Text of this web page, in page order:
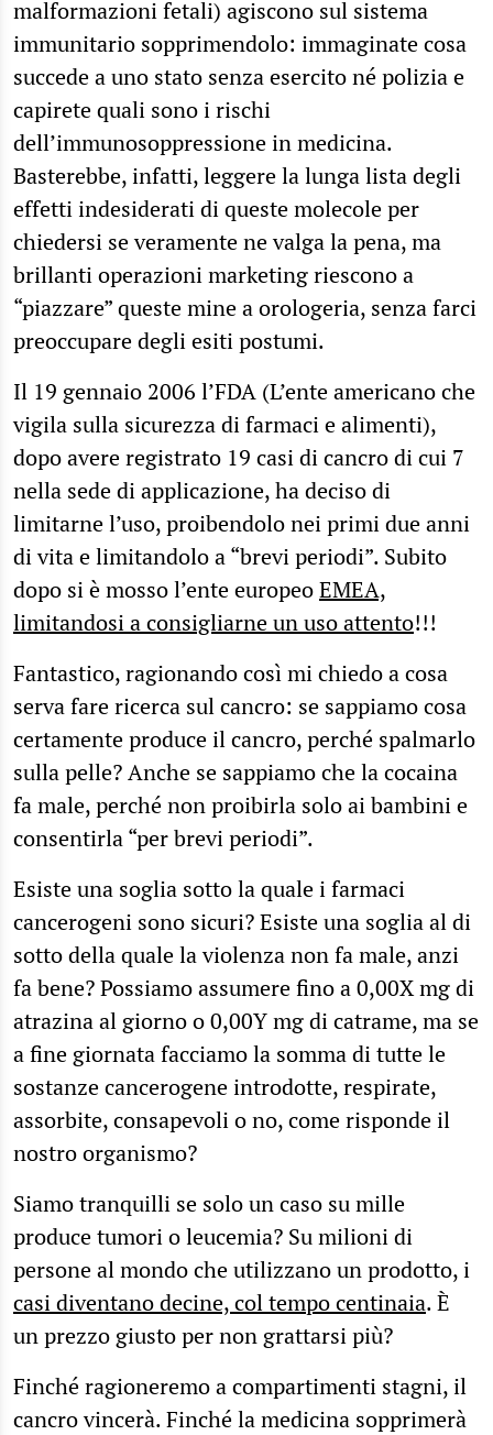
malformazioni fetali) agiscono sul sistema
immunitario sopprimendolo: immaginate cosa
succede a uno stato senza esercito né polizia e
capirete quali sono i rischi
dell’immunosoppressione in medicina.
Basterebbe, infatti, leggere la lunga lista degli
effetti indesiderati di queste molecole per
chiedersi se veramente ne valga la pena, ma
brillanti operazioni marketing riescono a
“piazzare” queste mine a orologeria, senza farci
preoccupare degli esiti postumi.
Il 19 gennaio 2006 l’FDA (L’ente americano che
vigila sulla sicurezza di farmaci e alimenti),
dopo avere registrato 19 casi di cancro di cui 7
nella sede di applicazione, ha deciso di
limitarne l’uso, proibendolo nei primi due anni
di vita e limitandolo a “brevi periodi”. Subito
dopo si è mosso l’ente europeoEMEA,
limitandosi a consigliarne un uso attento!!!
Fantastico, ragionando così mi chiedo a cosa
serva fare ricerca sul cancro: se sappiamo cosa
certamente produce il cancro, perché spalmarlo
sulla pelle? Anche se sappiamo che la cocaina
fa male, perché non proibirla solo ai bambini e
consentirla “per brevi periodi”.
Esiste una soglia sotto la quale i farmaci
cancerogeni sono sicuri? Esiste una soglia al di
sotto della quale la violenza non fa male, anzi
fa bene? Possiamo assumere fino a 0,00X mg di
atrazina al giorno o 0,00Y mg di catrame, ma se
a fine giornata facciamo la somma di tutte le
sostanze cancerogene introdotte, respirate,
assorbite, consapevoli o no, come risponde il
nostro organismo?
Siamo tranquilli se solo un caso su mille
produce tumori o leucemia? Su milioni di
persone al mondo che utilizzano un prodotto, i
casi diventano decine, col tempo centinaia. È
un prezzo giusto per non grattarsi più?
Finché ragioneremo a compartimenti stagni, il
cancro vincerà. Finché la medicina sopprimerà